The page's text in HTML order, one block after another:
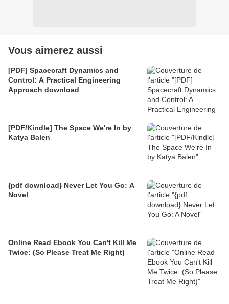
Vous aimerez aussi
[PDF] Spacecraft Dynamics and
Control: A Practical Engineering
Approach download
[PDF/Kindle] The Space We're In by
Katya Balen
{pdf download} Never Let You Go: A
Novel
Online Read Ebook You Can't Kill Me
Twice: (So Please Treat Me Right)